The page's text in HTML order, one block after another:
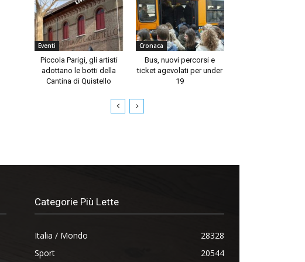
Eventi
Piccola Parigi, gli artisti
adottano le botti della
Cantina di Quistello
Cronaca
Bus, nuovi percorsi e
ticket agevolati per under
19
Categorie Più Lette
Italia / Mondo
28328
Sport
20544